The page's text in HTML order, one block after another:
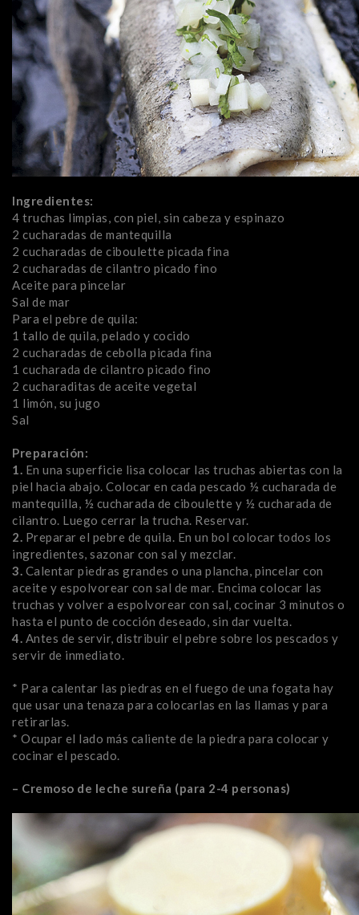
Ingredientes:
4 truchas limpias, con piel, sin cabeza y espinazo
2 cucharadas de mantequilla
2 cucharadas de ciboulette picada fina
2 cucharadas de cilantro picado fino
Aceite para pincelar
Sal de mar
Para el pebre de quila:
1 tallo de quila, pelado y cocido
2 cucharadas de cebolla picada fina
1 cucharada de cilantro picado fino
2 cucharaditas de aceite vegetal
1 limón, su jugo
Sal
Preparación:
1. En una superficie lisa colocar las truchas abiertas con la
piel hacia abajo. Colocar en cada pescado ½ cucharada de
mantequilla, ½ cucharada de ciboulette y ½ cucharada de
cilantro. Luego cerrar la trucha. Reservar.
2. Preparar el pebre de quila. En un bol colocar todos los
ingredientes, sazonar con sal y mezclar.
3. Calentar piedras grandes o una plancha, pincelar con
aceite y espolvorear con sal de mar. Encima colocar las
truchas y volver a espolvorear con sal, cocinar 3 minutos o
hasta el punto de cocción deseado, sin dar vuelta.
4. Antes de servir, distribuir el pebre sobre los pescados y
servir de inmediato.
* Para calentar las piedras en el fuego de una fogata hay
que usar una tenaza para colocarlas en las llamas y para
retirarlas.
* Ocupar el lado más caliente de la piedra para colocar y
cocinar el pescado.
– Cremoso de leche sureña (para 2-4 personas)